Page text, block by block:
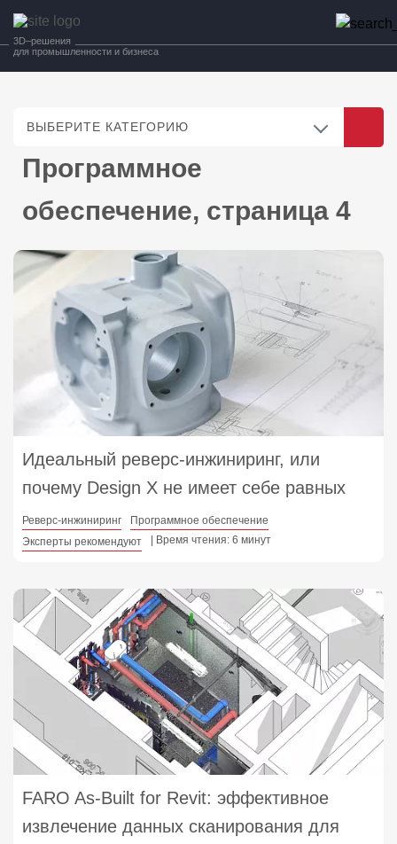
3D–решения
для промышленности и бизнеса
ВЫБЕРИТЕ КАТЕГОРИЮ
Программное
обеспечение, страница 4
Идеальный реверс-инжиниринг, или
почему Design X не имеет себе равных
Реверс-инжиниринг
Программное обеспечение
Эксперты рекомендуют
| Время чтения: 6 минут
FARO As-Built for Revit: эффективное
извлечение данных сканирования для